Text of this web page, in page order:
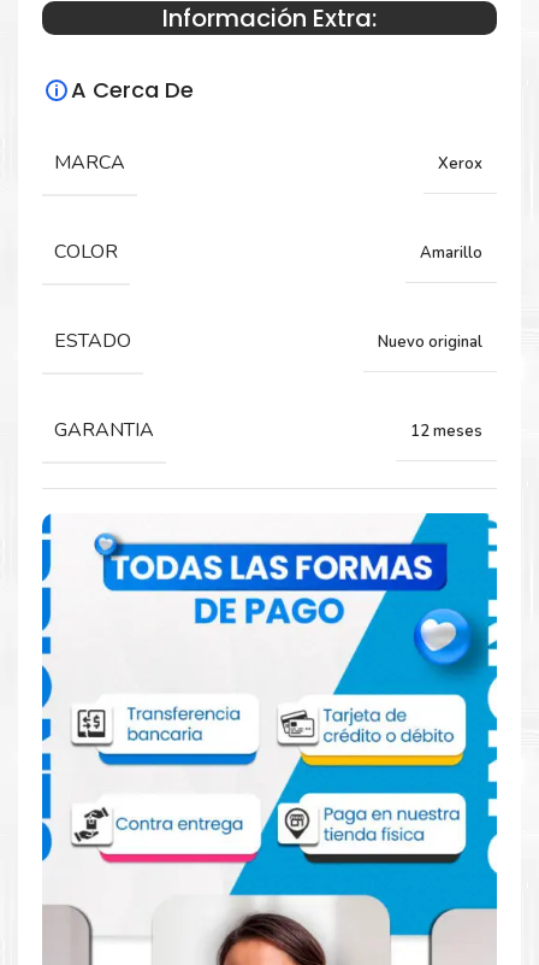
Especificaciones Técnicas
Para impresoras:
C8130, C8135, C8145, C8155, C8170.
Comprar Toner Xerox 006R01745 Amarillo
para impresoras 8130 8135 8145 8155 8170
Aprovecha nuestra experiencia y atención para adquirir tus
productos. Tenemos promociones todos los dias. Escríbenos o
visítanos hoy para encontrar la solución perfecta para tu
impresora
Xerox, como el Toner Xerox 006R01745 Amarillo
para impresoras 8130 8135 8145 8155 8170.
Dónde comprar Toner para impresoras
Xerox 8130 8135 8145 8155 8170 en Lima o
Xerox. Descubre la mejor manera de
Información Extra:
A Cerca De
MARCA Xerox
COLOR Amarillo
ESTADO Nuevo original
GARANTIA 12 meses